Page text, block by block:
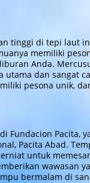
tinggi di tepi laut
memiliki
Anda.
utama dan sangat
pesona unik,
Fundacion Pacita,
Pacita Abad.
untuk
wawasan
bermalam di